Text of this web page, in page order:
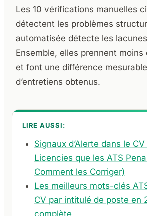
Les 10 vérifications manuelles
détectent les problèmes
automatisée détecte les
Ensemble, elles prennent
et font une différence
d’entretiens obtenus.
LIRE AUSSI:
Signaux d’Alerte dans le
Licencies que les ATS
Comment les Corriger)
Les meilleurs mots-clés
CV par intitulé de poste en
complète